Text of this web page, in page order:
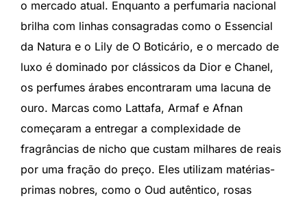
o mercado atual. Enquanto a perfumaria nacional
brilha com linhas consagradas como o Essencial
da Natura e o Lily de O Boticário, e o mercado de
luxo é dominado por clássicos da Dior e Chanel,
os perfumes árabes encontraram uma lacuna de
ouro. Marcas como Lattafa, Armaf e Afnan
começaram a entregar a complexidade de
fragrâncias de nicho que custam milhares de reais
por uma fração do preço. Eles utilizam matérias-
primas nobres, como o Oud autêntico, rosas